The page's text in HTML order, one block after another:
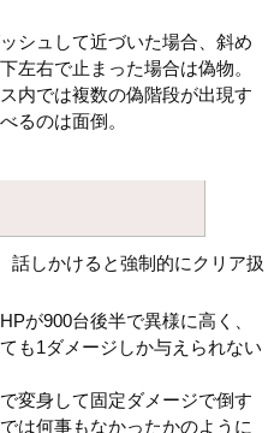
シュして近づいた場合、斜め
左右で止まった場合は偽物。
内では複数の偽階段が出現す
るのは面倒。
話しかけると強制的にクリア扱
が900台後半で異様に高く、
も1ダメージしか与えられない
変身して固定ダメージで倒す
は何事もなかったかのように